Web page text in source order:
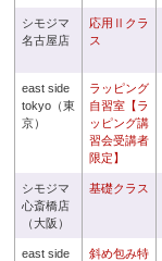
シモジマ
名古屋店
応用Ⅱクラ
ス
east side
tokyo（東
京）
ラッピング
自習室【ラ
ッピング講
習会受講者
限定】
シモジマ
心斎橋店
（大阪）
基礎クラス
east side
斜め包み特